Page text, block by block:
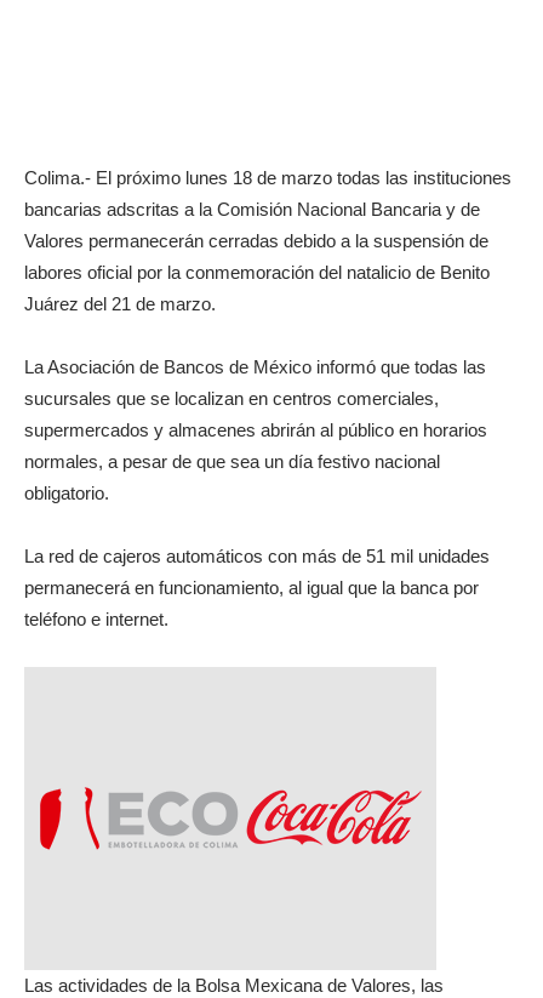
Colima.- El próximo lunes 18 de marzo todas las instituciones
bancarias adscritas a la Comisión Nacional Bancaria y de
Valores permanecerán cerradas debido a la suspensión de
labores oficial por la conmemoración del natalicio de Benito
Juárez del 21 de marzo.
La Asociación de Bancos de México informó que todas las
sucursales que se localizan en centros comerciales,
supermercados y almacenes abrirán al público en horarios
normales, a pesar de que sea un día festivo nacional
obligatorio.
La red de cajeros automáticos con más de 51 mil unidades
permanecerá en funcionamiento, al igual que la banca por
teléfono e internet.
Las actividades de la Bolsa Mexicana de Valores, las